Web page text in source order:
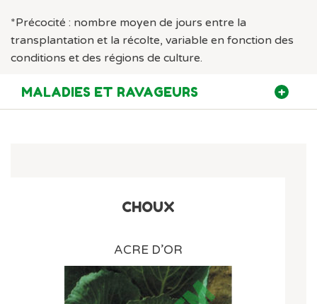
*Précocité : nombre moyen de jours entre la
transplantation et la récolte, variable en fonction des
conditions et des régions de culture.
MALADIES ET RAVAGEURS
CHOUX
ACRE D’OR